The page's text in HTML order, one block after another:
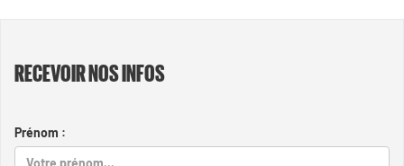
RECEVOIR NOS INFOS
Prénom :